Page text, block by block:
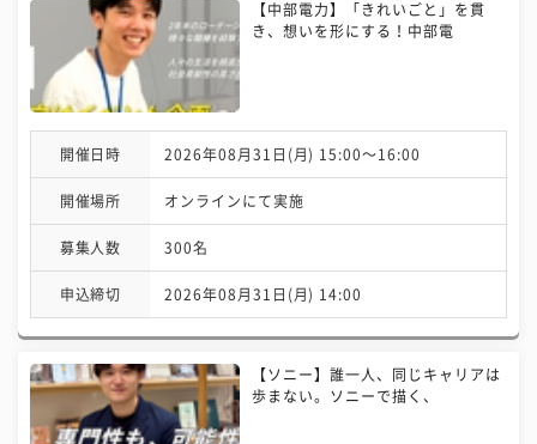
【中部電力】「きれいごと」を貫
き、想いを形にする！中部電
開催日時 2026年08月31日(月) 15:00〜16:00
開催場所 オンラインにて実施
募集人数 300名
申込締切 2026年08月31日(月) 14:00
【ソニー】誰一人、同じキャリアは
歩まない。ソニーで描く、